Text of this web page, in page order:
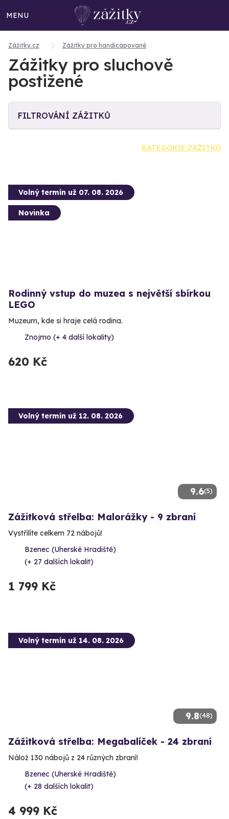
MENU
Zážitky.cz Zážitky pro handicapované
Zážitky pro sluchově
postižené
FILTROVÁNÍ ZÁŽITKŮ
KATEGORIE ZÁŽITKŮ
Volný termín už 07. 08. 2026
Novinka
Rodinný vstup do muzea s největší sbírkou
LEGO
Muzeum, kde si hraje celá rodina.
Znojmo (+ 4 další lokality)
620 Kč
9.6(5)
Volný termín už 12. 08. 2026
Zážitková střelba: Malorážky - 9 zbraní
Vystřílíte celkem 72 nábojů!
Bzenec (Uherské Hradiště)
(+ 27 dalších lokalit)
1 799 Kč
9.8(48)
Volný termín už 14. 08. 2026
Zážitková střelba: Megabalíček - 24 zbraní
Nálož 130 nábojů z 24 různých zbraní!
Bzenec (Uherské Hradiště)
(+ 28 dalších lokalit)
4 999 Kč